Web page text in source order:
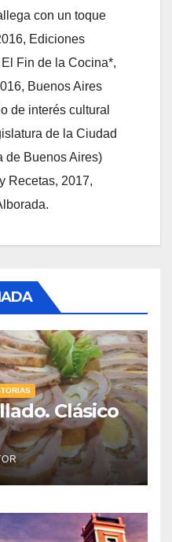
con un toque
Ediciones
Fin de la Cocina*,
Buenos Aires
de interés cultural
de la Ciudad
de Buenos Aires)
Recetas, 2017,
Clásico